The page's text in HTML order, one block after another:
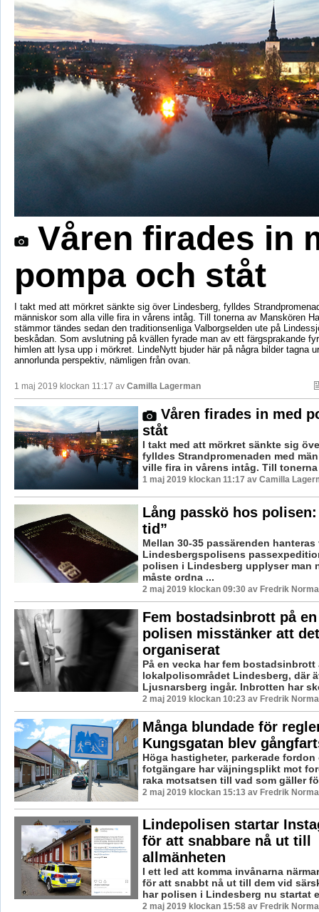
Våren firades in
pompa och ståt
I takt med att mörkret sänkte sig över Lindesberg, fylldes
människor som alla ville fira in vårens intåg. Till tonerna av Manskören
stämmor tändes sedan den traditionsenliga Valborgselden ute på
beskådan. Som avslutning på kvällen fyrade man av ett färgsprakande
himlen att lysa upp i mörkret. LindeNytt bjuder här på några bilder tagna
annorlunda perspektiv, nämligen från ovan.
1 maj 2019 klockan 11:17 av Camilla Lagerman
Våren firades in med
ståt
I takt med att mörkret sänkte sig
fylldes Strandpromenaden med
ville fira in vårens intåg. Till tonerna
1 maj 2019 klockan 11:17 av Camilla
Lång passkö hos
tid”
Mellan 30-35 passärenden hanteras
Lindesbergspolisens
polisen i Lindesberg upplyser man
måste ordna ...
2 maj 2019 klockan 09:30 av Fredrik
Fem bostadsinbrott på
polisen misstänker att
organiserat
På en vecka har fem bostadsinbrott
lokalpolisområdet Lindesberg, där
Ljusnarsberg ingår. Inbrotten har
2 maj 2019 klockan 10:23 av Fredrik
Många blundade för
Kungsgatan blev
Höga hastigheter, parkerade
fotgängare har väjningsplikt mot
raka motsatsen till vad som gäller
2 maj 2019 klockan 15:13 av Fredrik
Lindepolisen startar
för att snabbare nå ut till
allmänheten
I ett led att komma invånarna
för att snabbt nå ut till dem vid
har polisen i Lindesberg nu startat
2 maj 2019 klockan 15:58 av Fredrik